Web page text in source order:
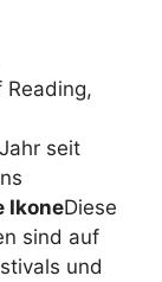
Reading,
seit
IkoneDiese
sind auf
und